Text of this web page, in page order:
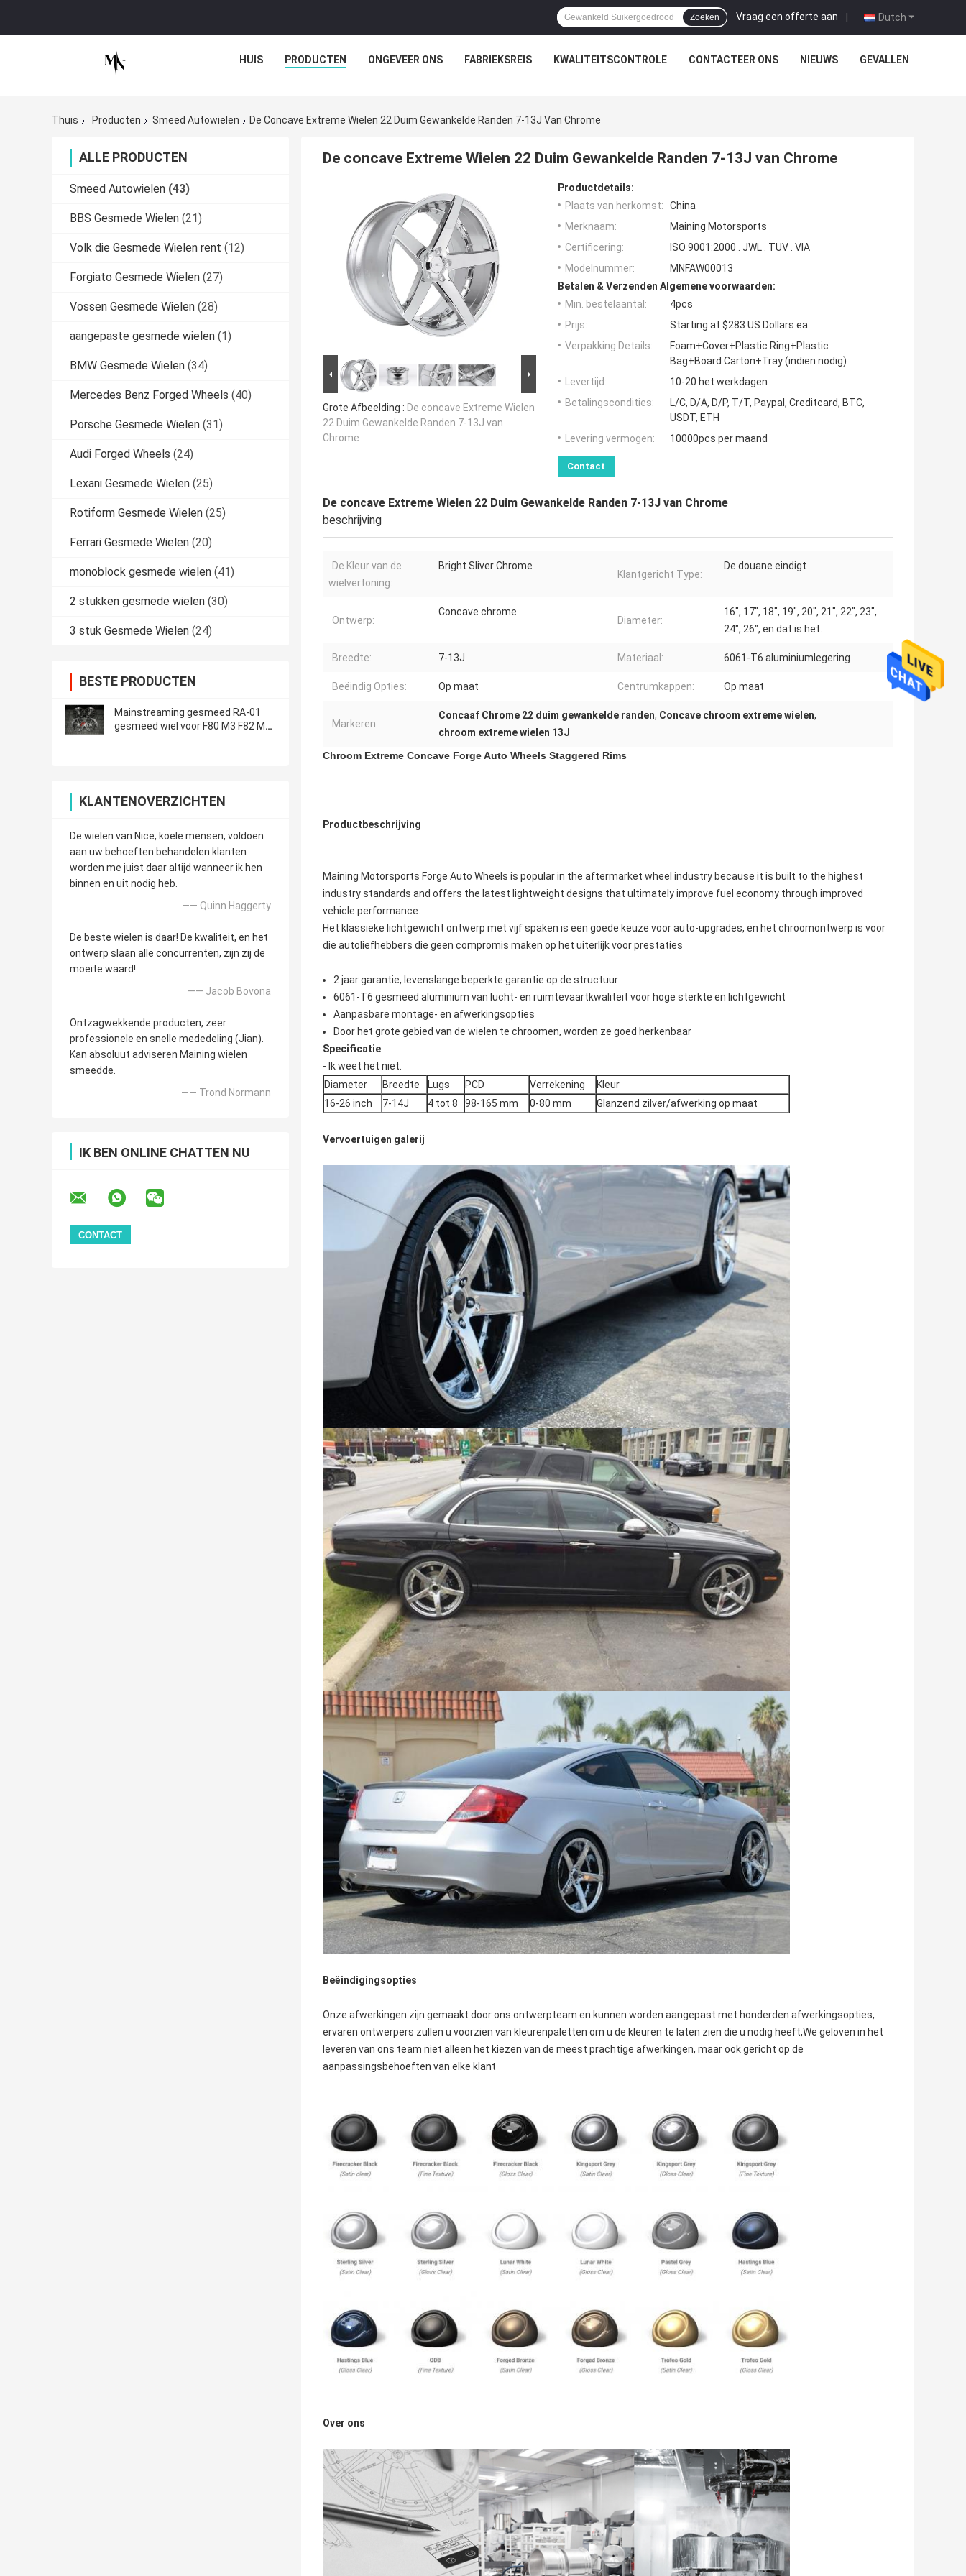
Dutch
Vraag een offerte aan |
Zoeken
HUIS PRODUCTEN ONGEVEER ONS FABRIEKSREIS KWALITEITSCONTROLE CONTACTEER ONS NIEUWS GEVALLEN
Thuis Producten Smeed Autowielen De Concave Extreme Wielen 22 Duim Gewankelde Randen 7-13J Van Chrome
ALLE PRODUCTEN
Smeed Autowielen (43)
BBS Gesmede Wielen (21)
Volk die Gesmede Wielen rent (12)
Forgiato Gesmede Wielen (27)
Vossen Gesmede Wielen (28)
aangepaste gesmede wielen (1)
BMW Gesmede Wielen (34)
Mercedes Benz Forged Wheels (40)
Porsche Gesmede Wielen (31)
Audi Forged Wheels (24)
Lexani Gesmede Wielen (25)
Rotiform Gesmede Wielen (25)
Ferrari Gesmede Wielen (20)
monoblock gesmede wielen (41)
2 stukken gesmede wielen (30)
3 stuk Gesmede Wielen (24)
BESTE PRODUCTEN
Mainstreaming gesmeed RA-01
gesmeed wiel voor F80 M3 F82 M4
KLANTENOVERZICHTEN
De wielen van Nice, koele mensen, voldoen
aan uw behoeften behandelen klanten
worden me juist daar altijd wanneer ik hen
binnen en uit nodig heb.
—— Quinn Haggerty
De beste wielen is daar! De kwaliteit, en het
ontwerp slaan alle concurrenten, zijn zij de
moeite waard!
—— Jacob Bovona
Ontzagwekkende producten, zeer
professionele en snelle mededeling (Jian).
Kan absoluut adviseren Maining wielen
smeedde.
—— Trond Normann
IK BEN ONLINE CHATTEN NU
De concave Extreme Wielen 22 Duim Gewankelde Randen 7-13J van Chrome
Grote Afbeelding : De concave Extreme Wielen
22 Duim Gewankelde Randen 7-13J van
Chrome
Productdetails:
Plaats van herkomst:
China
Merknaam:
Maining Motorsports
Certificering:
ISO 9001:2000 . JWL . TUV . VIA
Modelnummer:
MNFAW00013
Betalen & Verzenden Algemene voorwaarden:
Min. bestelaantal:
4pcs
Prijs:
Starting at $283 US Dollars ea
Verpakking Details:
Foam+Cover+Plastic Ring+Plastic
Bag+Board Carton+Tray (indien nodig)
Levertijd:
10-20 het werkdagen
Betalingscondities:
L/C, D/A, D/P, T/T, Paypal, Creditcard, BTC,
USDT, ETH
Levering vermogen:
10000pcs per maand
Contact
De concave Extreme Wielen 22 Duim Gewankelde Randen 7-13J van Chrome
beschrijving
De Kleur van de
wielvertoning:
Bright Sliver Chrome
Klantgericht Type:
De douane eindigt
Ontwerp:
Concave chrome
Diameter:
16", 17", 18", 19", 20", 21", 22", 23",
24", 26", en dat is het.
Breedte: 7-13J Materiaal: 6061-T6 aluminiumlegering
Beëindig Opties: Op maat Centrumkappen: Op maat
Markeren:
Concaaf Chrome 22 duim gewankelde randen, Concave chroom extreme wielen,
chroom extreme wielen 13J
Chroom Extreme Concave Forge Auto Wheels Staggered Rims
Productbeschrijving
Maining Motorsports Forge Auto Wheels is popular in the aftermarket wheel industry because it is built to the highest
industry standards and offers the latest lightweight designs that ultimately improve fuel economy through improved
vehicle performance.
Het klassieke lichtgewicht ontwerp met vijf spaken is een goede keuze voor auto-upgrades, en het chroomontwerp is voor
die autoliefhebbers die geen compromis maken op het uiterlijk voor prestaties
2 jaar garantie, levenslange beperkte garantie op de structuur
6061-T6 gesmeed aluminium van lucht- en ruimtevaartkwaliteit voor hoge sterkte en lichtgewicht
Aanpasbare montage- en afwerkingsopties
Door het grote gebied van de wielen te chroomen, worden ze goed herkenbaar
Specificatie
- Ik weet het niet.
Diameter
Breedte Lugs PCD Verrekening
Kleur
16-26 inch
7-14J 4 tot 8 98-165 mm 0-80 mm Glanzend zilver/afwerking op maat
Vervoertuigen galerij
Beëindigingsopties
Onze afwerkingen zijn gemaakt door ons ontwerpteam en kunnen worden aangepast met honderden afwerkingsopties,
ervaren ontwerpers zullen u voorzien van kleurenpaletten om u de kleuren te laten zien die u nodig heeft,We geloven in het
leveren van ons team niet alleen het kiezen van de meest prachtige afwerkingen, maar ook gericht op de
aanpassingsbehoeften van elke klant
Over ons